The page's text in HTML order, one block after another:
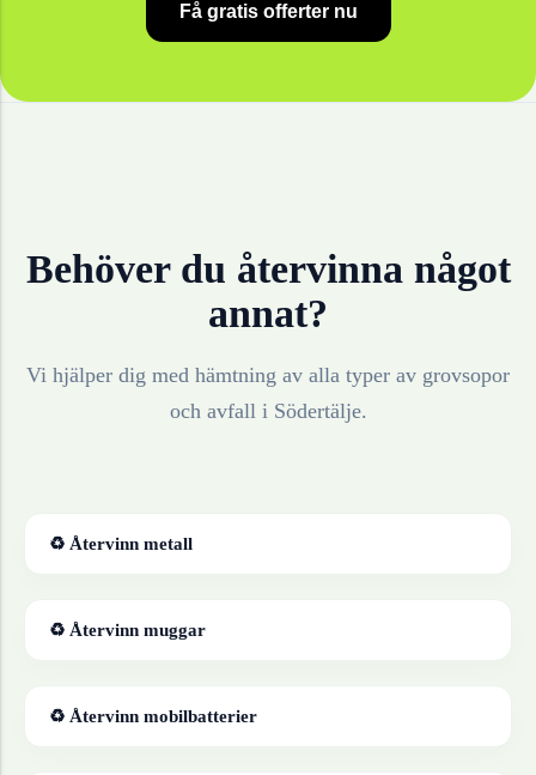
Få gratis offerter nu
Behöver du återvinna något
annat?
Vi hjälper dig med hämtning av alla typer av grovsopor
och avfall i Södertälje.
♻ Återvinn metall
♻ Återvinn muggar
♻ Återvinn mobilbatterier